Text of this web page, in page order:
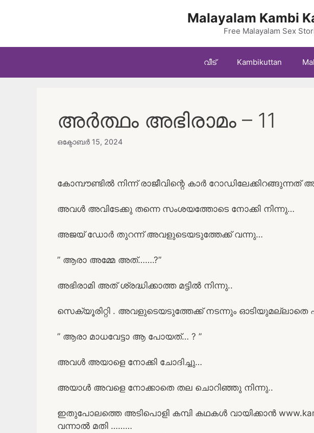
Malayalam Kambi
Free Malayalam Sex
വീട് Kambikuttan
അർത്ഥം അഭിരാമം – 11
ഒക്ടോബർ 15, 2024
കോമ്പൗണ്ടിൽ നിന്ന് രാജീവിന്റെ കാർ റോഡിലേക്കിറങ്ങുന്നത്
അവൾ അവിടേക്കു തന്നെ സംശയത്തോടെ നോക്കി നിന്നു…
അജയ് ഡോർ തുറന്ന് അവളുടെയടുത്തേക്ക് വന്നു…
” ആരാ അമ്മേ അത്…….?”
അഭിരാമി അത് ശ്രദ്ധിക്കാത്ത മട്ടിൽ നിന്നു..
സെക്യൂരിറ്റി . അവളുടെയടുത്തേക്ക് നടന്നും ഓടിയുമല്ലാതെ
” ആരാ മാധവേട്ടാ ആ പോയത്… ? ”
അവൾ അയാളെ നോക്കി ചോദിച്ചു…
അയാൾ അവളെ നോക്കാതെ തല ചൊറിഞ്ഞു നിന്നു..
ഇതുപോലത്തെ അടിപൊളി കമ്പി കഥകൾ വായിക്കാൻ
വന്നാൽ മതി ………